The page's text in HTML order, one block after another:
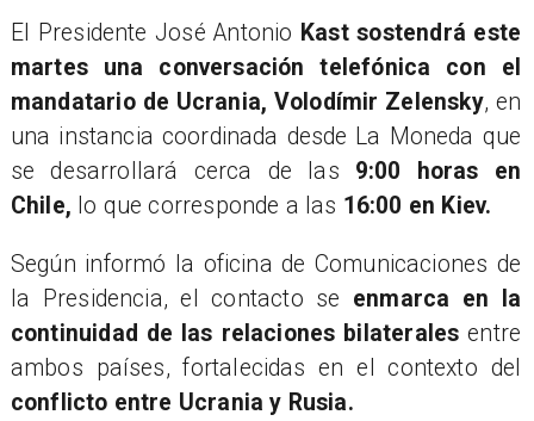
El Presidente José Antonio Kast sostendrá este
martes una conversación telefónica con el
mandatario de Ucrania, Volodímir Zelensky, en
una instancia coordinada desde La Moneda que
se desarrollará cerca de las 9:00 horas en
Chile, lo que corresponde a las 16:00 en Kiev.
Según informó la oficina de Comunicaciones de
la Presidencia, el contacto se enmarca en la
continuidad de las relaciones bilaterales entre
ambos países, fortalecidas en el contexto del
conflicto entre Ucrania y Rusia.